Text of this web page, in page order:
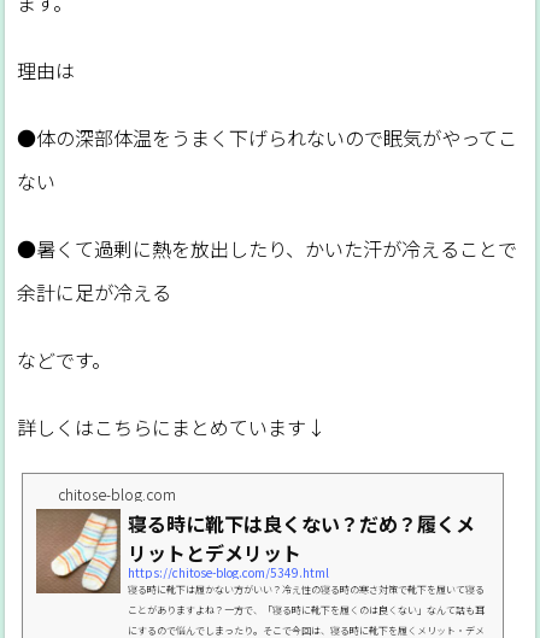
理由は
●体の深部体温をうまく下げられないので眠気がやってこ
ない
●暑くて過剰に熱を放出したり、かいた汗が冷えることで
余計に足が冷える
などです。
詳しくはこちらにまとめています↓
chitose-blog.com
寝る時に靴下は良くない？だめ？履くメ
リットとデメリット
https://chitose-blog.com/5349.html
寝る時に靴下は履かない方がいい？冷え性の寝る時の寒さ対策で靴下を履いて寝る
ことがありますよね？一方で、「寝る時に靴下を履くのは良くない」なんて話も耳
にするので悩んでしまったり。そこで今回は、寝る時に靴下を履くメリット・デメ